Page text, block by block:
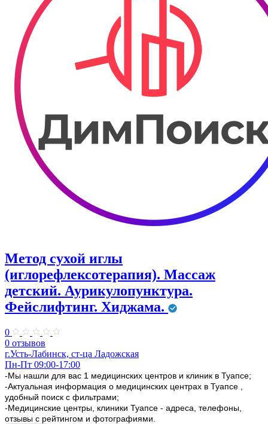
Метод сухой иглы
(иглорефлексотерапия). Массаж
детский. Аурикулопунктура.
Фейслифтинг. Хиджама.
0
0 отзывов
г.Усть-Лабинск, ст-ца Ладожская
Пн-Пт 09:00-17:00
-Мы нашли для вас 1 медицинских центров и клиник в Туапсе;
-Актуальная информация о медицинских центрах в Туапсе ,
удобный поиск с фильтрами;
-Медицинские центры, клиники Туапсе - адреса, телефоны,
отзывы с рейтингом и фотографиями.